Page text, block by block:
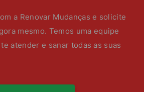
a Renovar Mudanças e solicite
mesmo. Temos uma equipe
atender e sanar todas as suas